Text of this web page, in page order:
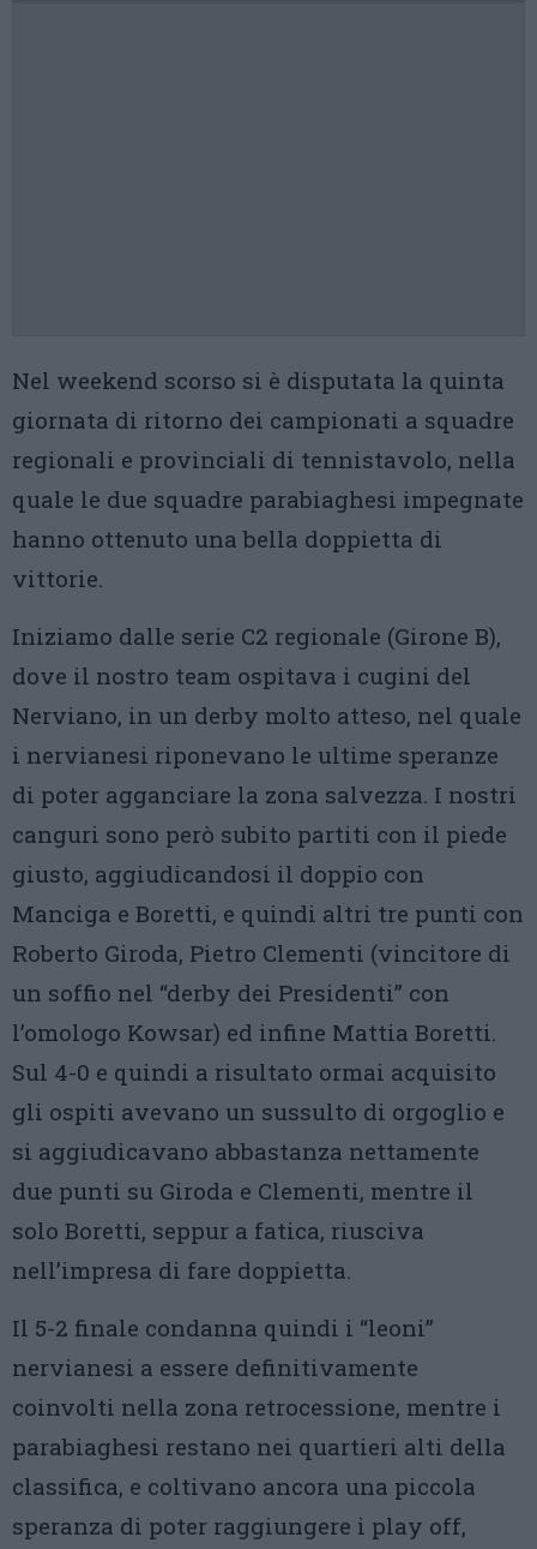
Nel weekend scorso si è disputata la quinta
giornata di ritorno dei campionati a squadre
regionali e provinciali di tennistavolo, nella
quale le due squadre parabiaghesi impegnate
hanno ottenuto una bella doppietta di
vittorie.
Iniziamo dalle serie C2 regionale (Girone B),
dove il nostro team ospitava i cugini del
Nerviano, in un derby molto atteso, nel quale
i nervianesi riponevano le ultime speranze
di poter agganciare la zona salvezza. I nostri
canguri sono però subito partiti con il piede
giusto, aggiudicandosi il doppio con
Manciga e Boretti, e quindi altri tre punti con
Roberto Giroda, Pietro Clementi (vincitore di
un soffio nel “derby dei Presidenti” con
l’omologo Kowsar) ed infine Mattia Boretti.
Sul 4-0 e quindi a risultato ormai acquisito
gli ospiti avevano un sussulto di orgoglio e
si aggiudicavano abbastanza nettamente
due punti su Giroda e Clementi, mentre il
solo Boretti, seppur a fatica, riusciva
nell’impresa di fare doppietta.
Il 5-2 finale condanna quindi i “leoni”
nervianesi a essere definitivamente
coinvolti nella zona retrocessione, mentre i
parabiaghesi restano nei quartieri alti della
classifica, e coltivano ancora una piccola
speranza di poter raggiungere i play off,